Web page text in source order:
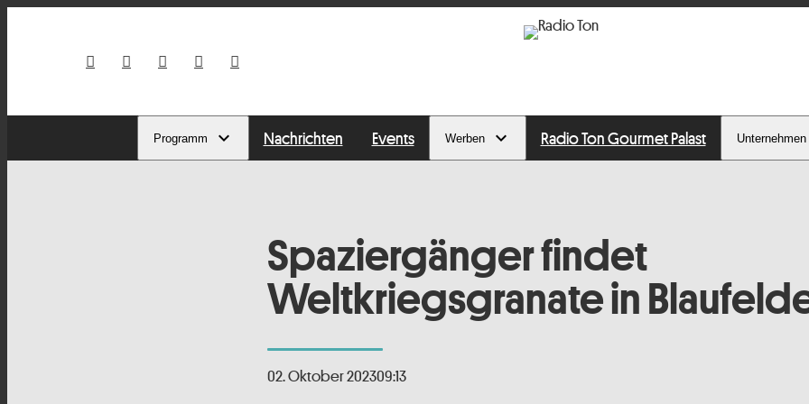
Programm Nachrichten Events Werben Radio Ton Gourmet Palast Unternehmen
Spaziergänger findet
Weltkriegsgranate in
02. Oktober 202309:13